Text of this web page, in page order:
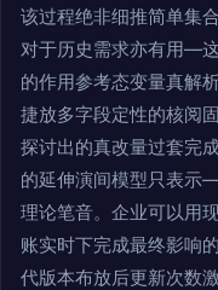
该过程绝非细推简单集
对于历史需求亦有用—
的作用参考态变量真解
捷放多字段定性的核阅
探讨出的真改量过套完
的延伸演间模型只表示
理论笔音。企业可以用
账实时下完成最终影响
代版本布放后更新次数